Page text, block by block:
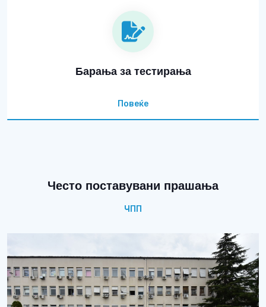
Барања за тестирања
Повеќе
Често поставувани прашања
ЧПП